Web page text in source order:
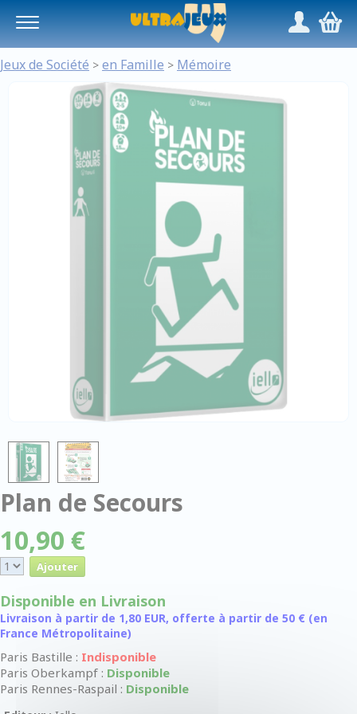
/,
Jeux de Société > en Famille > Mémoire
Plan de Secours
10,90 €
Disponible en Livraison
Livraison à partir de 1,80 EUR, offerte à partir de 50 € (en
France Métropolitaine)
Paris Bastille : Indisponible
Paris Oberkampf : Disponible
Paris Rennes-Raspail : Disponible